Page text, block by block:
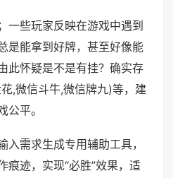
一些玩家反映在游戏中遇到
是能拿到好牌，甚至好像能
此怀疑是不是有挂？确实存
,微信斗牛,微信牌九)等，建
平。
入需求生成专用辅助工具，
痕迹，实现“必胜”效果，适